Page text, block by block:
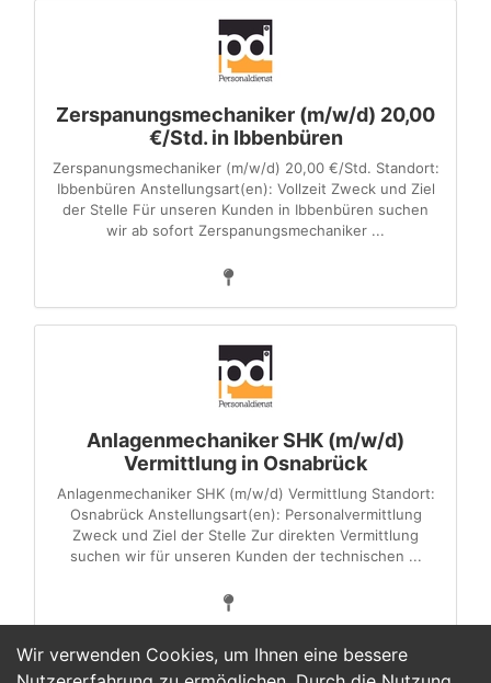
Wir verwenden Cookies, um Ihnen eine bessere
Zerspanungsmechaniker (m/w/d) 20,00
€/Std. in Ibbenbüren
Zerspanungsmechaniker (m/w/d) 20,00 €/Std. Standort:
Ibbenbüren Anstellungsart(en): Vollzeit Zweck und Ziel
der Stelle Für unseren Kunden in Ibbenbüren suchen
wir ab sofort Zerspanungsmechaniker ...
Anlagenmechaniker SHK (m/w/d)
Vermittlung in Osnabrück
Anlagenmechaniker SHK (m/w/d) Vermittlung Standort:
Osnabrück Anstellungsart(en): Personalvermittlung
Zweck und Ziel der Stelle Zur direkten Vermittlung
suchen wir für unseren Kunden der technischen ...